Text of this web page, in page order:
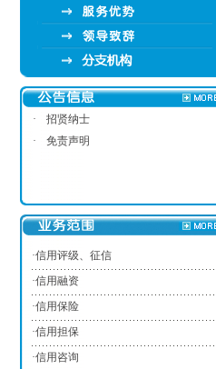
·
招贤纳士
·
免责声明
·信用评级、征信
·信用融资
·信用保险
·信用担保
·信用咨询